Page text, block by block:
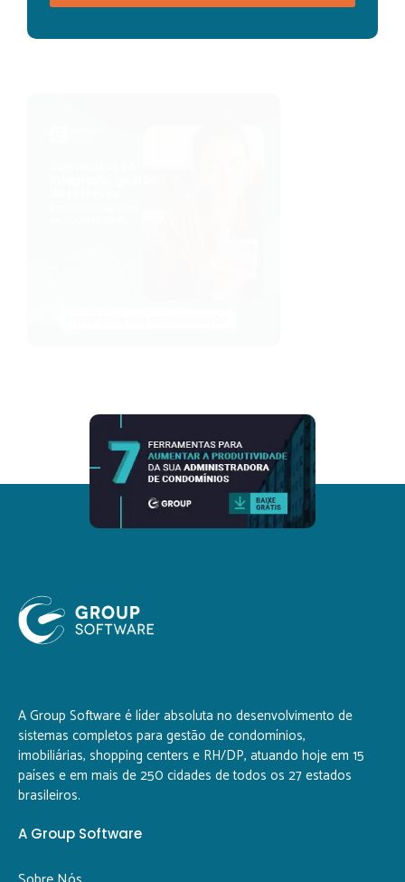
A Group Software é líder absoluta no desenvolvimento de
sistemas completos para gestão de condomínios,
imobiliárias, shopping centers e RH/DP, atuando hoje em 15
países e em mais de 250 cidades de todos os 27 estados
brasileiros.
A Group Software